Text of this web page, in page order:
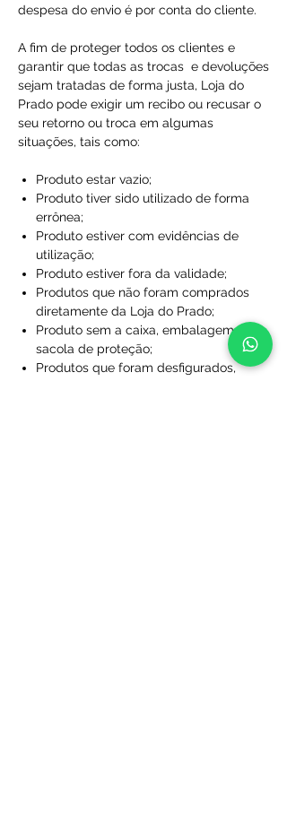
despesa do envio é por conta do cliente.
A fim de proteger todos os clientes e
garantir que todas as trocas e devoluções
sejam tratadas de forma justa, Loja do
Prado pode exigir um recibo ou recusar o
seu retorno ou troca em algumas
situações, tais como:
Produto estar vazio;
Produto tiver sido utilizado de forma
errônea;
Produto estiver com evidências de
utilização;
Produto estiver fora da validade;
Produtos que não foram comprados
diretamente da Loja do Prado;
Produto sem a caixa, embalagem ou
sacola de proteção;
Produtos que foram desfigurados,